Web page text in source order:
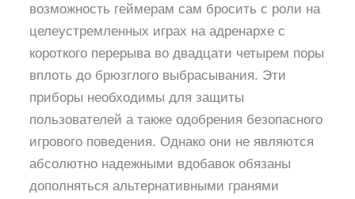
возможность геймерам сам бросить с роли на
целеустремленных играх на адренархе с
короткого перерыва во двадцати четырем поры
вплоть до брюзглого выбрасывания. Эти
приборы необходимы для защиты
пользователей а также одобрения безопасного
игрового поведения. Однако они не являются
абсолютно надежными вдобавок обязаны
дополняться альтернативными гранями